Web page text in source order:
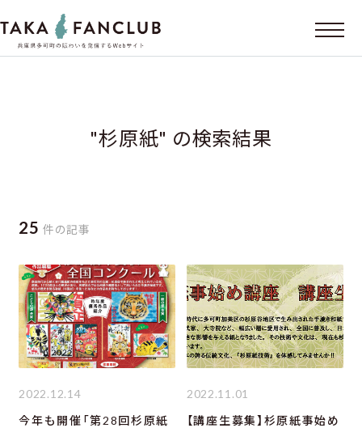
"杉原紙" の検索結果
25 件の記事
2022.12.14
今年も開催「第28回杉原紙
2022.11.01
【講座生募集】杉原紙事始め